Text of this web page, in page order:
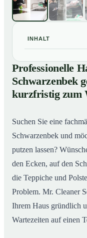
INHALT
01 Professionelle
gesucht: Jetzt
Wunschtermin
02So läuft eine
Professionelle
Schwarzenbek
kurzfristig zum
Suchen Sie eine
Schwarzenbek und
putzen lassen?
den Ecken, auf den
die Teppiche und
Problem. Mr. Cleaner
Ihrem Haus gründlich
Wartezeiten auf einen